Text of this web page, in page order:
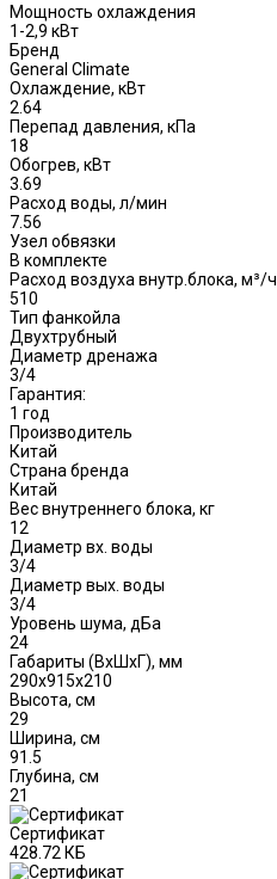
Мощность охлаждения
1-2,9 кВт
Бренд
General Climate
Охлаждение, кВт
2.64
Перепад давления, кПа
18
Обогрев, кВт
3.69
Расход воды, л/мин
7.56
Узел обвязки
В комплекте
Расход воздуха внутр.блока, м³/ч
510
Тип фанкойла
Двухтрубный
Диаметр дренажа
3/4
Гарантия:
1 год
Производитель
Китай
Страна бренда
Китай
Вес внутреннего блока, кг
12
Диаметр вх. воды
3/4
Диаметр вых. воды
3/4
Уровень шума, дБа
24
Габариты (ВxШxГ), мм
290x915x210
Высота, см
29
Ширина, см
91.5
Глубина, см
21
Сертификат
428.72 КБ